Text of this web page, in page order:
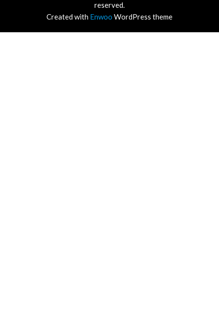
reserved.
Created with Enwoo WordPress theme